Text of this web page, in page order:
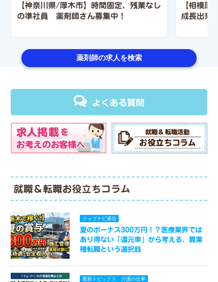
【神奈川県/厚木市】時間固定、残業なし
の準社員 薬剤師さん募集中！
【相模原
成長出来
薬剤師の求人を検索
よくある質問
就職＆転職お役立ちコラム
ジョブナビ通信
夏のボーナス300万円！？医療業界では
あり得ない「還元率」から考える、異業
種転職という選択肢
最新トピックス 介護の仕事